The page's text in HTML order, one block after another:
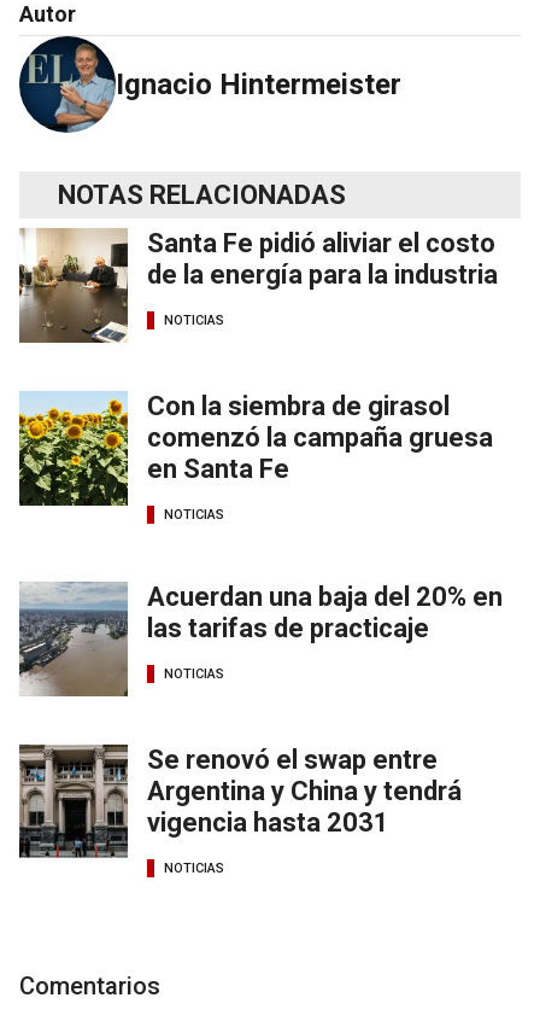
Autor
Ignacio Hintermeister
NOTAS RELACIONADAS
Santa Fe pidió aliviar el costo
de la energía para la industria
NOTICIAS
Con la siembra de girasol
comenzó la campaña gruesa
en Santa Fe
NOTICIAS
Acuerdan una baja del 20% en
las tarifas de practicaje
NOTICIAS
Se renovó el swap entre
Argentina y China y tendrá
vigencia hasta 2031
NOTICIAS
Comentarios